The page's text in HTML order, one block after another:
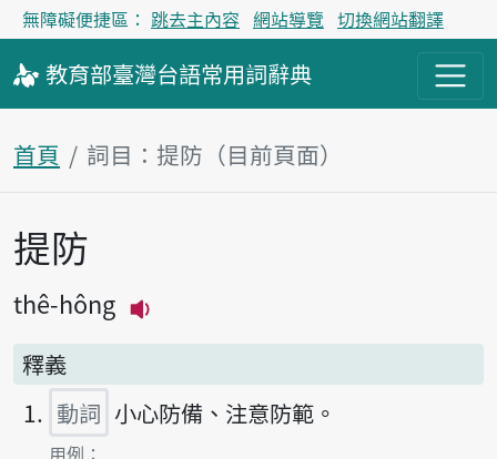
無障礙便捷區： 跳去主內容 網站導覽 切換網站翻譯
教育部臺灣台語常用詞辭典
首頁 詞目：提防（目前頁面）
主內容區塊
提防
thê-hông
釋義
動詞 小心防備、注意防範。
第1項釋義的